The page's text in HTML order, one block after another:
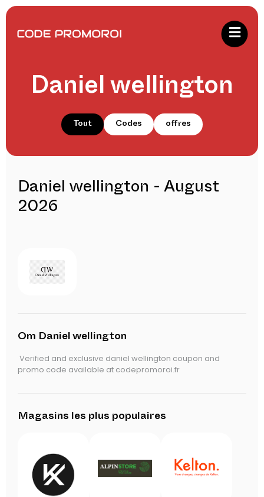
Daniel wellington
Tout Codes offres
Daniel wellington - August
2026
Om Daniel wellington
Verified and exclusive daniel wellington coupon and
promo code available at codepromoroi.fr
Magasins les plus populaires